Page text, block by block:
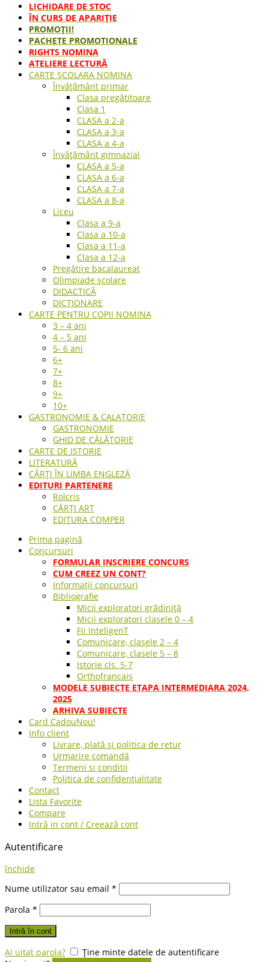
LICHIDARE DE STOC
ÎN CURS DE APARIŢIE
PROMOȚII!
PACHETE PROMOTIONALE
RIGHTS NOMINA
ATELIERE LECTURĂ
CARTE ŞCOLARA NOMINA
Învățământ primar
Clasa pregătitoare
Clasa 1
CLASA a 2-a
CLASA a 3-a
CLASA a 4-a
Învățământ gimnazial
CLASA a 5-a
CLASA a 6-a
CLASA a 7-a
CLASA a 8-a
Liceu
Clasa a 9-a
Clasa a 10-a
Clasa a 11-a
Clasa a 12-a
Pregătire bacalaureat
Olimpiade școlare
DIDACTICĂ
DICȚIONARE
CARTE PENTRU COPII NOMINA
3 – 4 ani
4 – 5 ani
5- 6 ani
6+
7+
8+
9+
10+
GASTRONOMIE & CALATORIE
GASTRONOMIE
GHID DE CĂLĂTORIE
CARTE DE ISTORIE
LITERATURĂ
CĂRȚI ÎN LIMBA ENGLEZĂ
EDITURI PARTENERE
Rolcris
CĂRȚI ART
EDITURA COMPER
Prima pagină
Concursuri
FORMULAR INSCRIERE CONCURS
CUM CREEZ UN CONT?
Informații concursuri
Bibliografie
Micii exploratori grădiniță
Micii exploratori clasele 0 – 4
Fii InteligenT
Comunicare, clasele 2 – 4
Comunicare, clasele 5 – 8
Istorie cls. 5-7
Orthofrancais
MODELE SUBIECTE ETAPA INTERMEDIARA 2024,
2025
ARHIVA SUBIECTE
Card CadouNou!
Info client
Livrare, plată și politica de retur
Urmarire comandă
Termeni si conditii
Politica de confidențialitate
Contact
Lista Favorite
Compare
Intră in cont / Creează cont
Autentificare
închide
Nume utilizator sau email *
Parola *
Intră în cont
Ai uitat parola?
Ține minte datele de autentificare